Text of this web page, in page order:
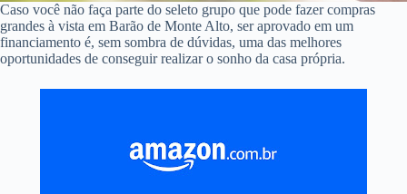
Caso você não faça parte do seleto grupo que pode fazer compras
grandes à vista em Barão de Monte Alto, ser aprovado em um
financiamento é, sem sombra de dúvidas, uma das melhores
oportunidades de conseguir realizar o sonho da casa própria.